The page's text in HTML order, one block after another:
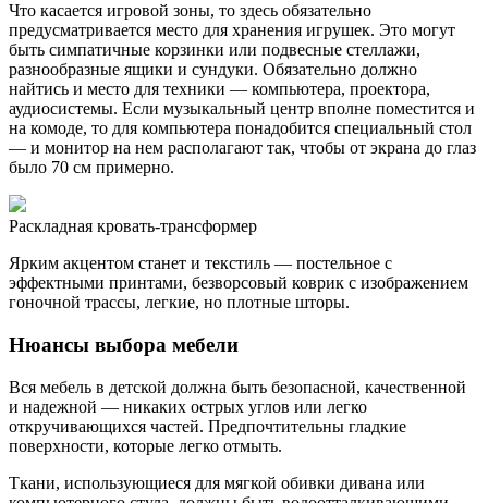
Что касается игровой зоны, то здесь обязательно
предусматривается место для хранения игрушек. Это могут
быть симпатичные корзинки или подвесные стеллажи,
разнообразные ящики и сундуки. Обязательно должно
найтись и место для техники — компьютера, проектора,
аудиосистемы. Если музыкальный центр вполне поместится и
на комоде, то для компьютера понадобится специальный стол
— и монитор на нем располагают так, чтобы от экрана до глаз
было 70 см примерно.
Раскладная кровать-трансформер
Ярким акцентом станет и текстиль — постельное с
эффектными принтами, безворсовый коврик с изображением
гоночной трассы, легкие, но плотные шторы.
Нюансы выбора мебели
Вся мебель в детской должна быть безопасной, качественной
и надежной — никаких острых углов или легко
откручивающихся частей. Предпочтительны гладкие
поверхности, которые легко отмыть.
Ткани, использующиеся для мягкой обивки дивана или